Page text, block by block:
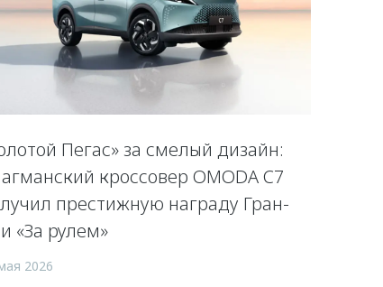
Пегас» за смелый дизайн:
кроссовер OMODA C7
престижную награду Гран-
«За рулем»
2026